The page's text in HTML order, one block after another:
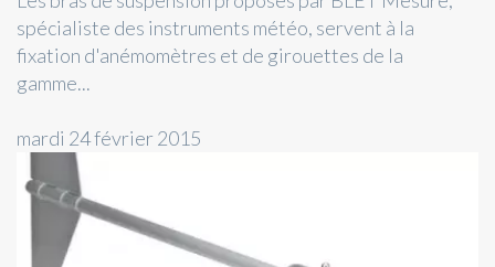
spécialiste des instruments météo, servent à la
fixation d'anémomètres et de girouettes de la
gamme...
mardi 24 février 2015